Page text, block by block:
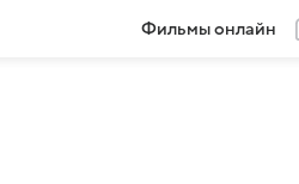
Фильмы онлайн